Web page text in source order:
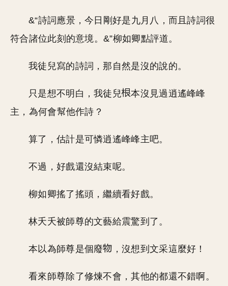
&“詩詞應景，今日剛好是九月八，而且詩詞很
符合諸位此刻的意境。&”柳如卿點評道。
我徒兒寫的詩詞，那自然是沒的說的。
只是想不明白，我徒兒
本沒見過逍遙峰峰
主，為何會幫他作詩？
算了，估計是可憐逍遙峰峰主吧。
不過，好戲還沒結束呢。
柳如卿搖了搖頭，繼續看好戲。
林夭夭被師尊的文藝給震驚到了。
本以為師尊是個廢 ，沒想到文采這麼好！
看來師尊除了修煉不會，其他的都還不錯啊。